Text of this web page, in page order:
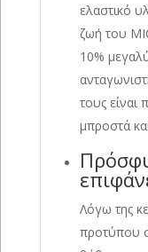
ελαστικό
ζωή του
10%
τους είναι
μπροστά
Λόγω της
προτύπου